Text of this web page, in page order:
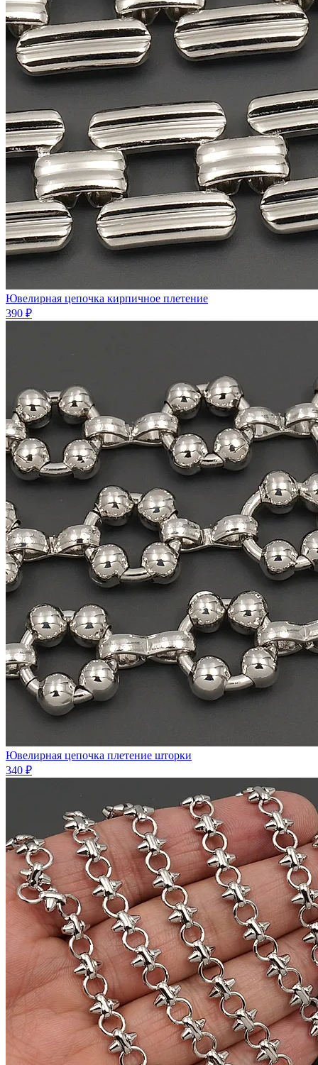
Ювелирная цепочка кирпичное плетение
390 ₽
Ювелирная цепочка плетение шторки
340 ₽